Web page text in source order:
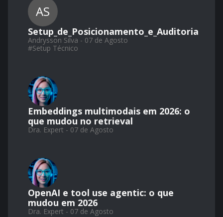
AS
Setup_de_Posicionamento_e_Auditoria
Andrysson Silva - 07 de Agosto
#Setup Técnico
Embeddings multimodais em 2026: o
que mudou no retrieval
Dra. Expert - 07 de Agosto
OpenAI e tool use agentic: o que
mudou em 2026
Dra. Expert - 07 de Agosto